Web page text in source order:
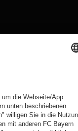
Urbig in